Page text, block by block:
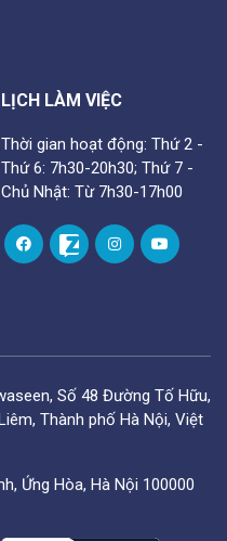
LỊCH LÀM VIỆC
Thời gian hoạt động: Thứ 2 -
Thứ 6: 7h30-20h30; Thứ 7 -
Chủ Nhật: Từ 7h30-17h00
Số 48 Đường Tố Hữu,
Thành phố Hà Nội, Việt
Ứng Hòa, Hà Nội 100000